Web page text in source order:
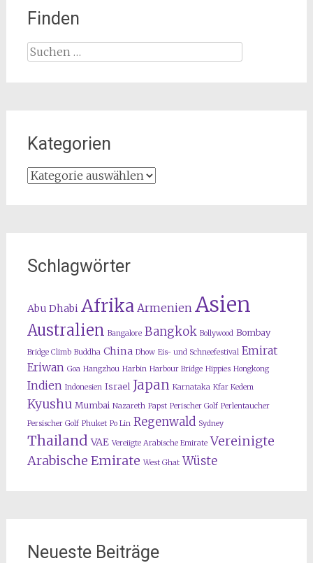
Finden
Suchen
nach:
Kategorien
Kategorien
Schlagwörter
Abu Dhabi Afrika Armenien Asien
Australien Bangalore Bangkok Bollywood Bombay
Bridge Climb Buddha China Dhow Eis- und Schneefestival Emirat
Eriwan Goa Hangzhou Harbin Harbour Bridge Hippies Hongkong
Indien Indonesien Israel Japan Karnataka Kfar Kedem
Kyushu Mumbai Nazareth Papst Perischer Golf Perlentaucher
Persischer Golf Phuket Po Lin Regenwald Sydney
Thailand VAE Vereiigte Arabische Emirate Vereinigte
Arabische Emirate West Ghat Wüste
Neueste Beiträge